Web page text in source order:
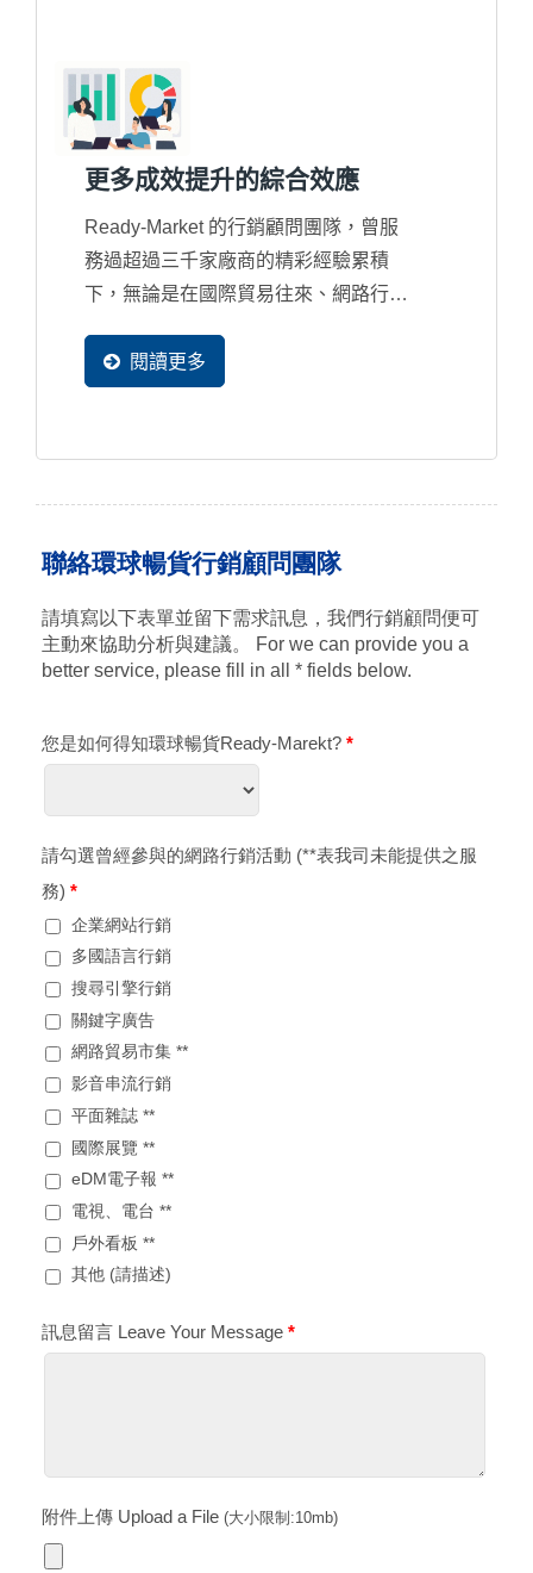
更多成效提升的綜合效應
Ready-Market 的行銷顧問團隊，曾服
務過超過三千家廠商的精彩經驗累積
下，無論是在國際貿易往來、網路行銷
網站設計優化、系統設計優化，甚至
是...
閱讀更多